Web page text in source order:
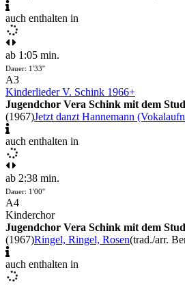
auch enthalten in
ab 1:05 min.
Dauer: 1'33''
A3
Kinderlieder V. Schink 1966+
Jugendchor Vera Schink mit dem
(1967)Jetzt danzt Hannemann
auch enthalten in
ab 2:38 min.
Dauer: 1'00''
A4
Kinderchor
Jugendchor Vera Schink mit dem
(1967)Ringel, Ringel, Rosen(trad./arr.
auch enthalten in